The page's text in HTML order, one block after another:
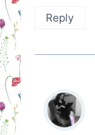
Reply